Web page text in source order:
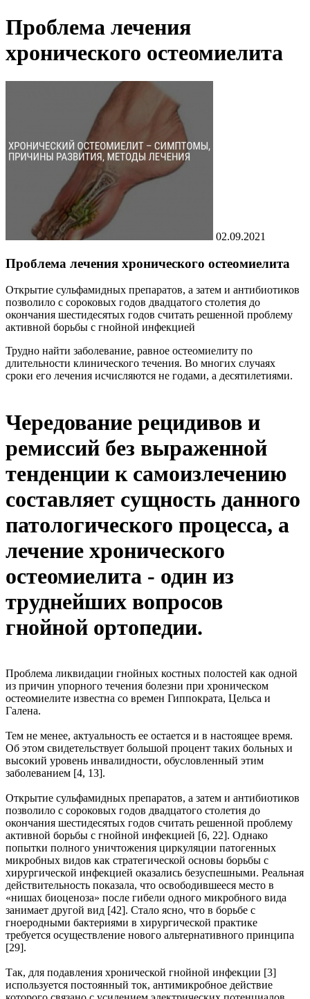
Проблема лечения
хронического остеомиелита
02.09.2021
Проблема лечения хронического остеомиелита
Открытие сульфамидных препаратов, а затем и антибиотиков
позволило с сороковых годов двадцатого столетия до
окончания шестидесятых годов считать решенной проблему
активной борьбы с гнойной инфекцией
Трудно найти заболевание, равное остеомиелиту по
длительности клинического течения. Во многих случаях
сроки его лечения исчисляются не годами, а десятилетиями.
Чередование рецидивов и
ремиссий без выраженной
тенденции к самоизлечению
составляет сущность данного
патологического процесса, а
лечение хронического
остеомиелита - один из
труднейших вопросов
гнойной ортопедии.
Проблема ликвидации гнойных костных полостей как одной
из причин упорного течения болезни при хроническом
остеомиелите известна со времен Гиппократа, Цельса и
Галена.
Тем не менее, актуальность ее остается и в настоящее время.
Об этом свидетельствует большой процент таких больных и
высокий уровень инвалидности, обусловленный этим
заболеванием [4, 13].
Открытие сульфамидных препаратов, а затем и антибиотиков
позволило с сороковых годов двадцатого столетия до
окончания шестидесятых годов считать решенной проблему
активной борьбы с гнойной инфекцией [6, 22]. Однако
попытки полного уничтожения циркуляции патогенных
микробных видов как стратегической основы борьбы с
хирургической инфекцией оказались безуспешными. Реальная
действительность показала, что освободившееся место в
«нишах биоценоза» после гибели одного микробного вида
занимает другой вид [42]. Стало ясно, что в борьбе с
гноеродными бактериями в хирургической практике
требуется осуществление нового альтернативного принципа
[29].
Так, для подавления хронической гнойной инфекции [3]
используется постоянный ток, антимикробное действие